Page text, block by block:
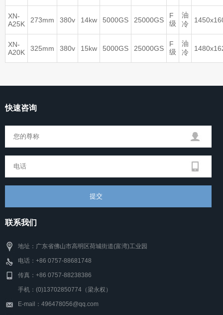
XN-
A25K
273mm 380v 14kw 5000GS 25000GS
F
级
油
冷
XN-
A20K
325mm 380v 15kw 5000GS 25000GS
F
级
油
冷
快速咨询
联系我们
地址：广东省佛山市高明区荷城街道(富湾)工业园
电话：+86 0757-88681748
传真：+86 0757-88238386
手机：(0)13702850774（梁永权）
E-mail：496478056@qq.com